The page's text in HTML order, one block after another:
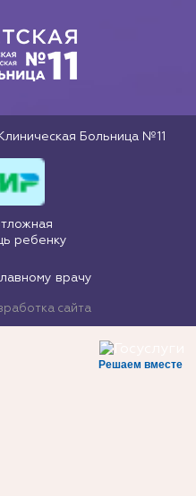
Больница №11
ребенку
врачу
сайта
Решаем вместе